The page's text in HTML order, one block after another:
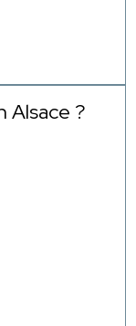
Alsace ?